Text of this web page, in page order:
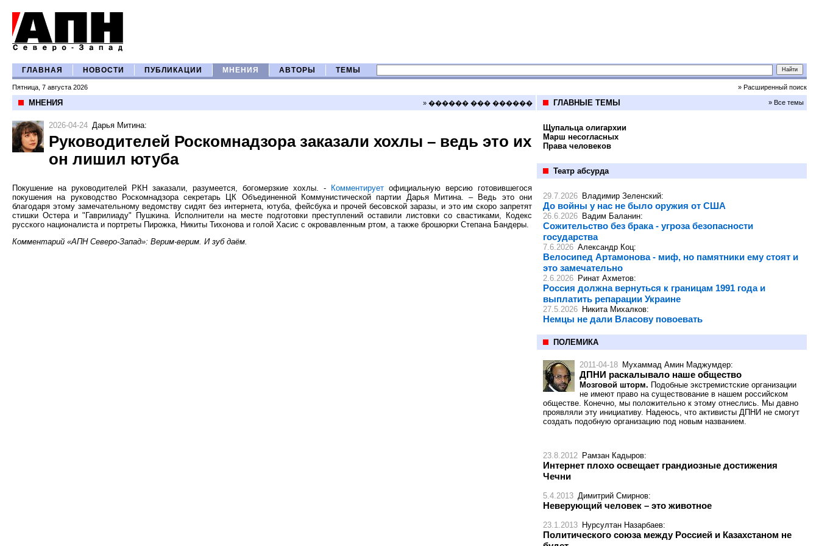
ГЛАВНАЯ НОВОСТИ ПУБЛИКАЦИИ МНЕНИЯ АВТОРЫ ТЕМЫ
Пятница, 7 августа 2026 » Расширенный поиск
МНЕНИЯ » ������ ��� ������
2026-04-24 Дарья Митина:
Руководителей Роскомнадзора заказали хохлы – ведь это их
он лишил ютуба
Покушение на руководителей РКН заказали, разумеется, богомерзкие хохлы. - Комментирует официальную версию готовившегося
покушения на руководство Роскомнадзора секретарь ЦК Объединенной Коммунистической партии Дарья Митина. – Ведь это они
благодаря этому замечательному ведомству сидят без интернета, ютуба, фейсбука и прочей бесовской заразы, и это им скоро запретят
стишки Остера и "Гаврилиаду" Пушкина. Исполнители на месте подготовки преступлений оставили листовки со свастиками, Кодекс
русского националиста и портреты Пирожка, Никиты Тихонова и голой Хасис с окровавленным ртом, а также брошюрки Степана Бандеры.
Комментарий «АПН Северо-Запад»: Верим-верим. И зуб даём.
ГЛАВНЫЕ ТЕМЫ » Все темы
Щупальца олигархии
Марш несогласных
Права человеков
Театр абсурда
29.7.2026 Владимир Зеленский:
До войны у нас не было оружия от США
26.6.2026 Вадим Баланин:
Сожительство без брака - угроза безопасности
государства
7.6.2026 Александр Коц:
Велосипед Артамонова - миф, но памятники ему стоят и
это замечательно
2.6.2026 Ринат Ахметов:
Россия должна вернуться к границам 1991 года и
выплатить репарации Украине
27.5.2026 Никита Михалков:
Немцы не дали Власову повоевать
ПОЛЕМИКА
2011-04-18 Мухаммад Амин Маджумдер:
ДПНИ раскалывало наше общество
Мозговой шторм. Подобные экстремистские организации
не имеют право на существование в нашем российском
обществе. Конечно, мы положительно к этому отнеслись. Мы давно
проявляли эту инициативу. Надеюсь, что активисты ДПНИ не смогут
создать подобную организацию под новым названием.
23.8.2012 Рамзан Кадыров:
Интернет плохо освещает грандиозные достижения
Чечни
5.4.2013 Димитрий Смирнов:
Неверующий человек – это животное
23.1.2013 Нурсултан Назарбаев:
Политического союза между Россией и Казахстаном не